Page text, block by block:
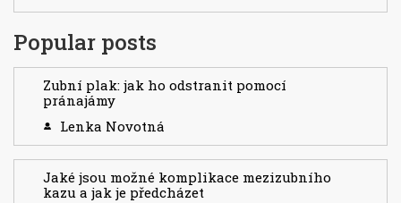
Popular posts
Zubní plak: jak ho odstranit pomocí
pránajámy
Lenka Novotná
Jaké jsou možné komplikace mezizubního
kazu a jak je předcházet